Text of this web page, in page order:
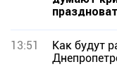
13:51
Как будут